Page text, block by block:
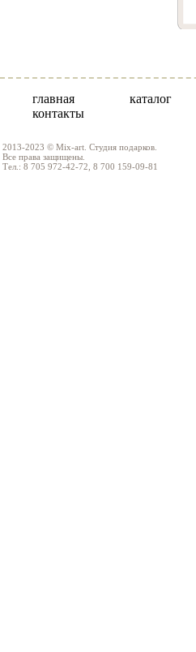
главная каталог
контакты
2013-2023 © Mix-art. Студия подарков.
Все права защищены.
Тел.: 8 705 972-42-72, 8 700 159-09-81